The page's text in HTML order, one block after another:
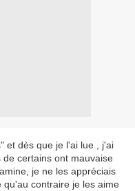
et dès que je l'ai lue , j'ai
certains ont mauvaise
je ne les appréciais
qu'au contraire je les aime